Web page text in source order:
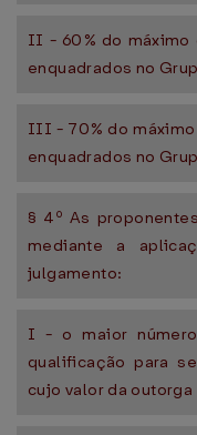
II - 60% do máximo
enquadrados no
III - 70% do
enquadrados no
§ 4º As
mediante a
julgamento:
I - o maior
qualificação para
cujo valor da